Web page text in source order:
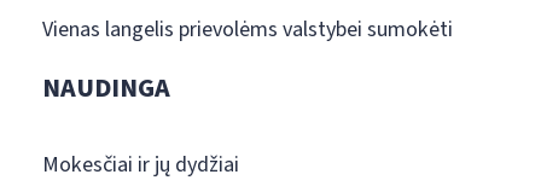
Vienas langelis prievolėms valstybei sumokėti
NAUDINGA
Mokesčiai ir jų dydžiai